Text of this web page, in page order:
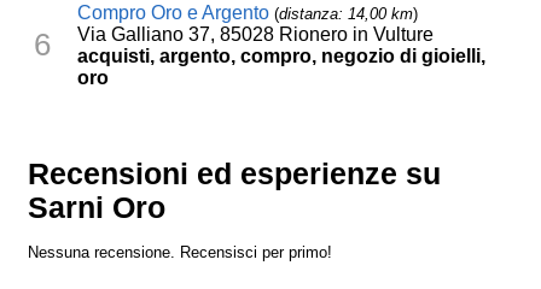
6
Compro Oro e Argento (distanza: 14,00 km)
Via Galliano 37, 85028 Rionero in Vulture
acquisti, argento, compro, negozio di gioielli,
oro
Recensioni ed esperienze su
Sarni Oro
Nessuna recensione. Recensisci per primo!